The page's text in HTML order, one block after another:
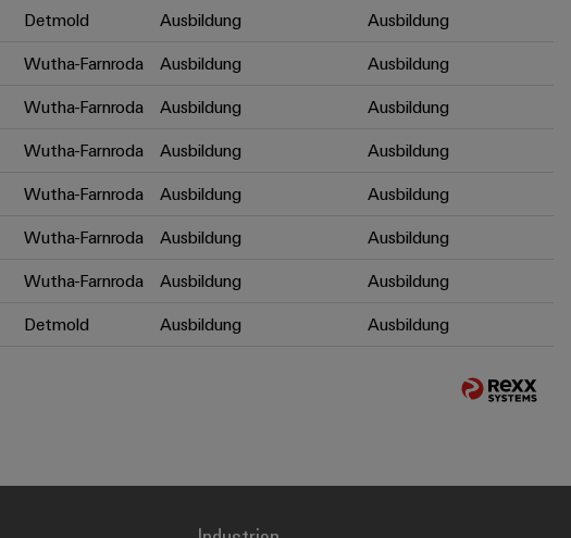
Detmold Ausbildung
Ausbildung
Wutha-Farnroda Ausbildung
Ausbildung
Wutha-Farnroda Ausbildung
Ausbildung
Wutha-Farnroda Ausbildung
Ausbildung
Wutha-Farnroda Ausbildung
Ausbildung
Wutha-Farnroda Ausbildung
Ausbildung
Wutha-Farnroda Ausbildung
Ausbildung
Detmold Ausbildung Ausbildung